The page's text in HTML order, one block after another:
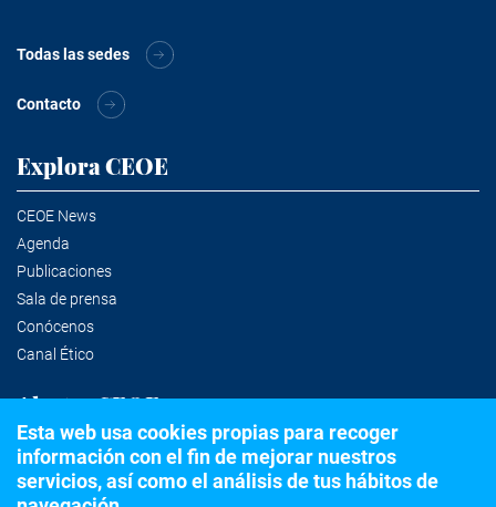
Todas las sedes
Contacto
Explora CEOE
CEOE News
Agenda
Publicaciones
Sala de prensa
Conócenos
Canal Ético
Alertas CEOE
Suscríbete a la newsletter
Esta web usa cookies propias para recoger
información con el fin de mejorar nuestros
servicios, así como el análisis de tus hábitos de